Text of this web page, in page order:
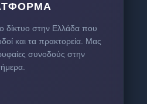
δίκτυο στην Ελλάδα που
και τα πρακτορεία. Μας
συνοδούς στην